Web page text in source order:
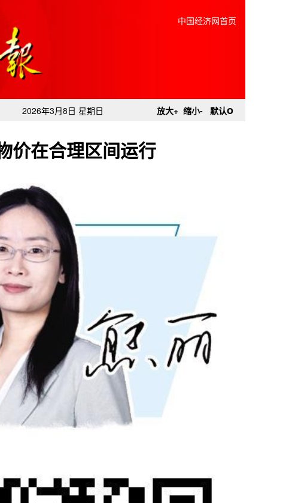
中国经济网首页
2026年3月8日 星期日 放大+ 缩小- 默认o
价在合理区间运行